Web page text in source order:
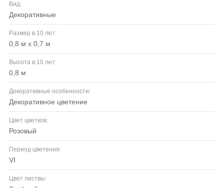
Вид:
декоративные
Размер в 10 лет:
0,8 м х 0,7 м
Высота в 10 лет:
0,8 м
Декоративные особенности:
декоративное цветение
Цвет цветков:
розовый
Период цветения:
VI
Цвет листвы: